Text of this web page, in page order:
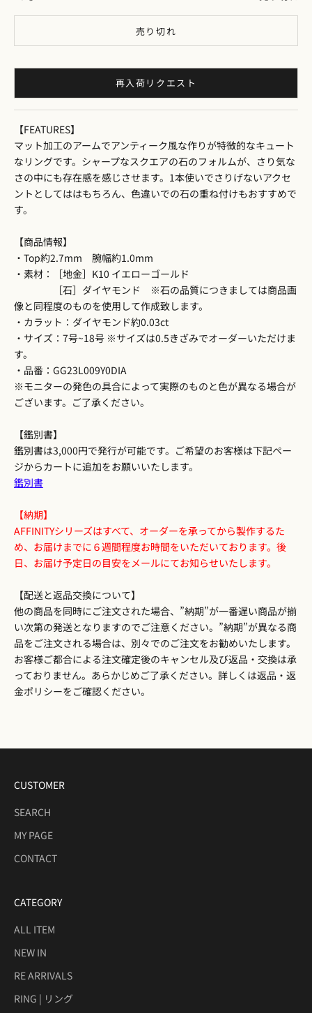
売り切れ
再入荷リクエスト
【FEATURES】
マット加工のアームでアンティーク風な作りが特徴的なキュート
なリングです。シャープなスクエアの石のフォルムが、さり気な
さの中にも存在感を感じさせます。1本使いでさりげないアクセ
ントとしてははもちろん、色違いでの石の重ね付けもおすすめで
す。
【商品情報】
・Top約2.7mm 腕幅約1.0mm
・素材：［地金］K10 イエローゴールド
［石］ダイヤモンド ※石の品質につきましては商品画
像と同程度のものを使用して作成致します。
・カラット：ダイヤモンド約0.03ct
・サイズ：7号~18号 ※サイズは0.5きざみでオーダーいただけま
す。
・品番：GG23L009Y0DIA
※モニターの発色の具合によって実際のものと色が異なる場合が
ございます。ご了承ください。
【鑑別書】
鑑別書は3,000円で発行が可能です。ご希望のお客様は下記ペー
ジからカートに追加をお願いいたします。
鑑別書
【納期】
AFFINITYシリーズはすべて、オーダーを承ってから製作するた
め、お届けまでに６週間程度お時間をいただいております。後
日、お届け予定日の目安をメールにてお知らせいたします。
【配送と返品交換について】
他の商品を同時にご注文された場合、”納期”が一番遅い商品が揃
い次第の発送となりますのでご注意ください。”納期”が異なる商
品をご注文される場合は、別々でのご注文をお勧めいたします。
お客様ご都合による注文確定後のキャンセル及び返品・交換は承
っておりません。あらかじめご了承ください。詳しくは返品・返
金ポリシーをご確認ください。
CUSTOMER
SEARCH
MY PAGE
CONTACT
CATEGORY
ALL ITEM
NEW IN
RE ARRIVALS
RING | リング